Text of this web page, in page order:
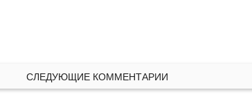
СЛЕДУЮЩИЕ КОММЕНТАРИИ